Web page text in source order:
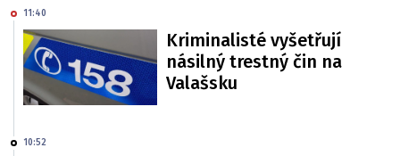
11:40
Kriminalisté vyšetřují
násilný trestný čin na
Valašsku
10:52